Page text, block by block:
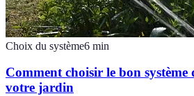
Choix du système6 min
Comment choisir le bon
votre jardin